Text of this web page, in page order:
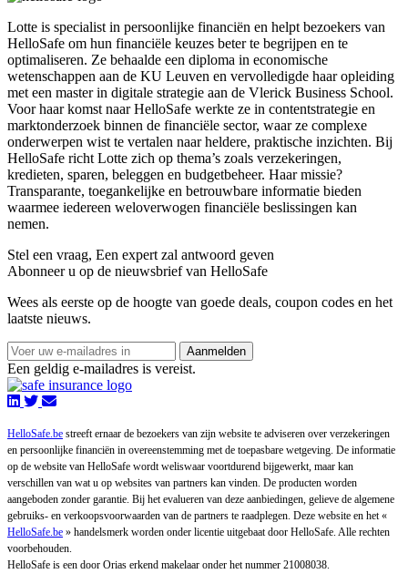
Lotte is specialist in persoonlijke financiën en helpt bezoekers van
HelloSafe om hun financiële keuzes beter te begrijpen en te
optimaliseren. Ze behaalde een diploma in economische
wetenschappen aan de KU Leuven en vervolledigde haar opleiding
met een master in digitale strategie aan de Vlerick Business School.
Voor haar komst naar HelloSafe werkte ze in contentstrategie en
marktonderzoek binnen de financiële sector, waar ze complexe
onderwerpen wist te vertalen naar heldere, praktische inzichten. Bij
HelloSafe richt Lotte zich op thema’s zoals verzekeringen,
kredieten, sparen, beleggen en budgetbeheer. Haar missie?
Transparante, toegankelijke en betrouwbare informatie bieden
waarmee iedereen weloverwogen financiële beslissingen kan
nemen.
Stel een vraag, Een expert zal antwoord geven
Abonneer u op de nieuwsbrief van HelloSafe
Wees als eerste op de hoogte van goede deals, coupon codes en het
laatste nieuws.
Aanmelden
Een geldig e-mailadres is vereist.
HelloSafe.be streeft ernaar de bezoekers van zijn website te adviseren over verzekeringen
en persoonlijke financiën in overeenstemming met de toepasbare wetgeving. De informatie
op de website van HelloSafe wordt weliswaar voortdurend bijgewerkt, maar kan
verschillen van wat u op websites van partners kan vinden. De producten worden
aangeboden zonder garantie. Bij het evalueren van deze aanbiedingen, gelieve de algemene
gebruiks- en verkoopsvoorwaarden van de partners te raadplegen. Deze website en het «
HelloSafe.be » handelsmerk worden onder licentie uitgebaat door HelloSafe. Alle rechten
voorbehouden.
HelloSafe is een door Orias erkend makelaar onder het nummer 21008038.